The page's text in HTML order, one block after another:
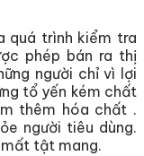
quá trình kiểm tra
phép bán ra thị
người chỉ vì lợi
tổ yến kém chất
thêm hóa chất .
người tiêu dùng.
tật mang.